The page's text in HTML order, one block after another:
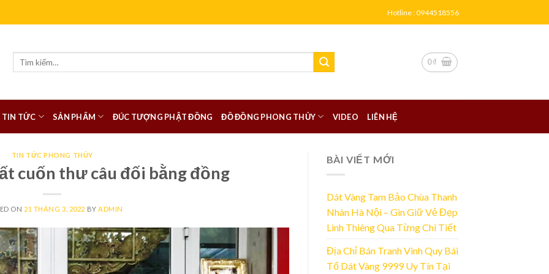
Hotline : 0944518556
0₫
TIN TỨC SẢN PHẨM ĐÚC TƯỢNG PHẬT ĐỒNG ĐỒ ĐỒNG PHONG THỦY VIDEO LIÊN HỆ
TIN TỨC PHONG THỦY
cuốn thư câu đối bằng đồng
ON 21 THÁNG 3, 2022 BY ADMIN
BÀI VIẾT MỚI
Dát Vàng Tam Bảo Chùa Thanh
Nhàn Hà Nội – Gìn Giữ Vẻ Đẹp
Linh Thiêng Qua Từng Chi Tiết
Địa Chỉ Bán Tranh Vinh Quy Bái
Tổ Dát Vàng 9999 Uy Tín Tại